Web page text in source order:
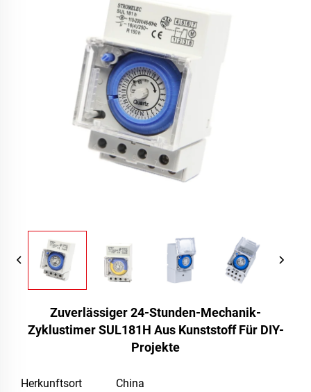
Zuverlässiger 24-Stunden-Mechanik-
Zyklustimer SUL181H Aus Kunststoff Für DIY-
Projekte
Herkunftsort China